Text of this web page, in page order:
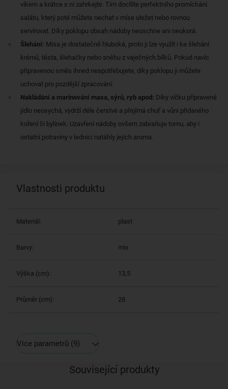
víkem a krátce s ní zahrkejte. Tím docílíte perfektního promíchání
salátu, který poté můžete nechat v míse uležet nebo rovnou
servírovat. Díky poklopu obsah nádoby neoschne ani neokorá.
Šlehání: Mísa je dostatečně hluboká, proto ji lze využít i ke šlehání
krémů, těsta, šlehačky nebo sněhu z vaječných bílků. Pokud navíc
připravenou směs ihned nespotřebujete, díky poklopu ji můžete
uchovat pro pozdější zpracování.
Nakládání a marinování masa, sýrů, ryb apod: Díky víčku připravené
jídlo neosychá, vydrží déle čerstvé a přejímá chuť a vůni přidaného
koření či bylinek. Uzavření nádoby ovšem zabraňuje tomu, aby i
ostatní potraviny v lednici natáhly jejich aroma.
Vlastnosti produktu
Materiál: plast
Barvy: mix
Výška (cm): 13,5
Průměr (cm): 28
Více parametrů (9)
Související produkty